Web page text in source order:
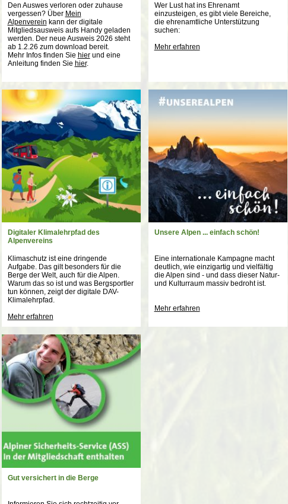
Den Auswes verloren oder zuhause
vergessen? Über Mein
Alpenverein kann der digitale
Mitgliedsausweis aufs Handy geladen
werden. Der neue Ausweis 2026 steht
ab 1.2.26 zum download bereit.
Mehr Infos finden Sie hierund eine
Anleitung finden Sie hier.
Wer Lust hat ins Ehrenamt
einzusteigen, es gibt viele Bereiche,
die ehrenamtliche Unterstützung
suchen:
Mehr erfahren
Digitaler Klimalehrpfad des
Alpenvereins
Klimaschutz ist eine dringende
Aufgabe. Das gilt besonders für die
Berge der Welt, auch für die Alpen.
Warum das so ist und was Bergsportler
tun können, zeigt der digitale DAV-
Klimalehrpfad.
Mehr erfahren
Unsere Alpen ... einfach schön!
Eine internationale Kampagne macht
deutlich, wie einzigartig und vielfältig
die Alpen sind - und dass dieser Natur-
und Kulturraum massiv bedroht ist.
Mehr erfahren
Gut versichert in die Berge